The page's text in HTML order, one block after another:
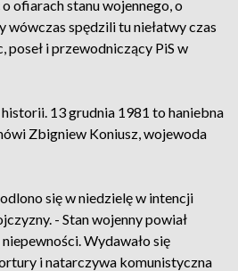
ofiarach stanu wojennego, o
wówczas spędzili tu niełatwy czas
poseł i przewodniczący PiS w
13 grudnia 1981 to haniebna
Zbigniew Koniusz, wojewoda
się w niedzielę w intencji
- Stan wojenny powiał
Wydawało się
i natarczywa komunistyczna